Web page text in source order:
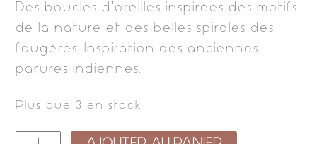
Des boucles d’oreilles inspirées des motifs
de la nature et des belles spirales des
fougères. Inspiration des anciennes
parures indiennes.
Plus que 3 en stock
quantité